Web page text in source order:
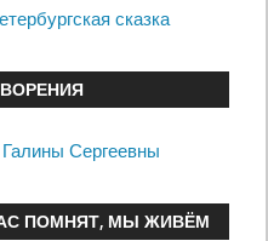
сказка
Сергеевны
ПОМНЯТ, МЫ ЖИВЁМ